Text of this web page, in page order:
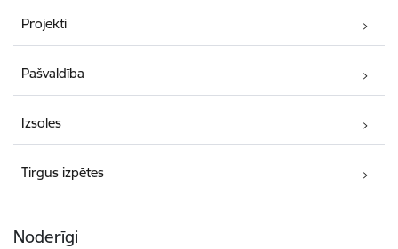
Projekti
Pašvaldība
Izsoles
Tirgus izpētes
Noderīgi